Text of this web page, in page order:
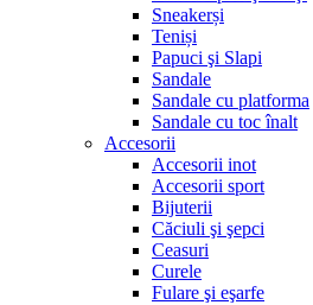
Sneakerși
Teniși
Papuci şi Slapi
Sandale
Sandale cu platforma
Sandale cu toc înalt
Accesorii
Accesorii inot
Accesorii sport
Bijuterii
Căciuli şi şepci
Ceasuri
Curele
Fulare şi eşarfe